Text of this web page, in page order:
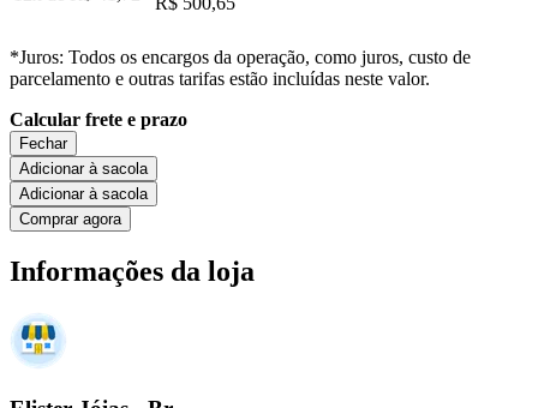
*Juros: Todos os encargos da operação, como juros, custo de
parcelamento e outras tarifas estão incluídas neste valor.
Calcular frete e prazo
Fechar
Adicionar à sacola
Adicionar à sacola
Comprar agora
Informações da loja